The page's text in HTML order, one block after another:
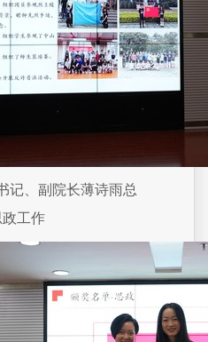
记、副院长薄诗雨总
工作